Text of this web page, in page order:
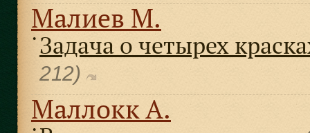
Малиев М.
● Задача о четырех
212)
Маллокк А.
●